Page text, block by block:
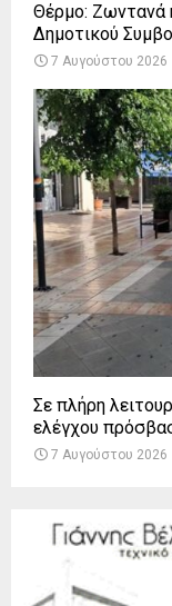
Θέρμο: Ζωντανά
Δημοτικού
7 Αυγούστου 2026
Σε πλήρη
ελέγχου
7 Αυγούστου 2026